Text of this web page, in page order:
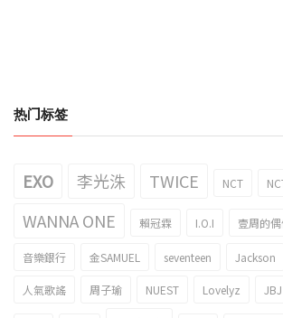
热门标签
EXO 李光洙 TWICE NCT
WANNA ONE 賴冠霖 I.O.I 壹周的
音樂銀行 金SAMUEL seventeen Jackson
人氣歌謠 周子瑜 NUEST Lovelyz JBJ